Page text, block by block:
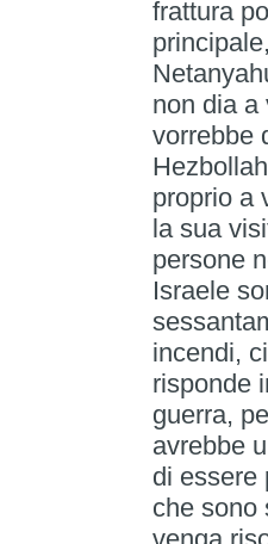
frattura
non dia a
vorrebbe
proprio a
la sua
persone
Israele
incendi,
risponde
guerra,
avrebbe
di essere
che sono